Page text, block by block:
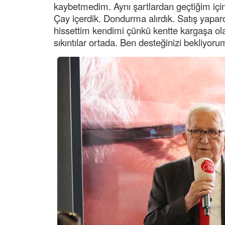
kaybetmedim. Aynı şartlardan geçtiğim
Çay içerdik. Dondurma alırdık. Satış
hissettim kendimi çünkü kentte kargaşa
sıkıntılar ortada. Ben desteğinizi